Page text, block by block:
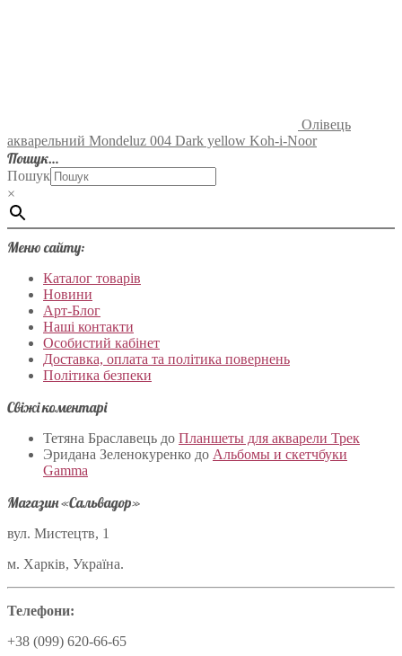
Олівець
акварельний Mondeluz 004 Dark yellow Koh-i-Noor
Пошук…
Пошук
×
Меню сайту:
Каталог товарів
Новини
Арт-Блог
Наші контакти
Особистий кабінет
Доставка, оплата та політика повернень
Політика безпеки
Свіжі коментарі
Тетяна Браславець до Планшеты для акварели Трек
Эридана Зеленокуренко до Альбомы и скетчбуки
Gamma
Магазин «Сальвадор»
вул. Мистецтв, 1
м. Харків, Україна.
Телефони:
+38 (099) 620-66-65